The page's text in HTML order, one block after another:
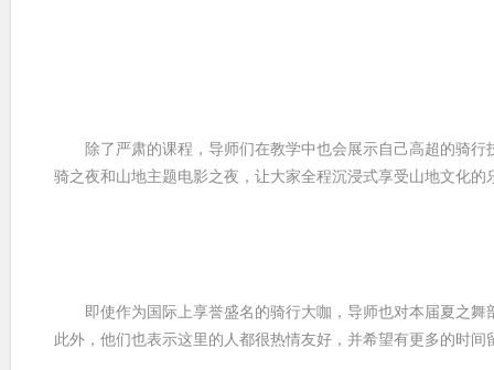
除了严肃的课程，导师们在教学中也会展示自己高超的骑行
骑之夜和山地主题电影之夜，让大家全程沉浸式享受山地文化的
即使作为国际上享誉盛名的骑行大咖，导师也对本届夏之舞
此外，他们也表示这里的人都很热情友好，并希望有更多的时